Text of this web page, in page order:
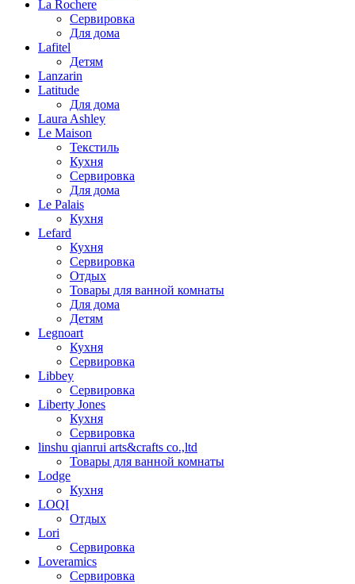
La Rochere
Сервировка
Для дома
Lafitel
Детям
Lanzarin
Latitude
Для дома
Laura Ashley
Le Maison
Текстиль
Кухня
Сервировка
Для дома
Le Palais
Кухня
Lefard
Кухня
Сервировка
Отдых
Товары для ванной комнаты
Для дома
Детям
Legnoart
Кухня
Сервировка
Libbey
Сервировка
Liberty Jones
Кухня
Сервировка
linshu qianrui arts&crafts co.,ltd
Товары для ванной комнаты
Lodge
Кухня
LOQI
Отдых
Lori
Сервировка
Loveramics
Сервировка